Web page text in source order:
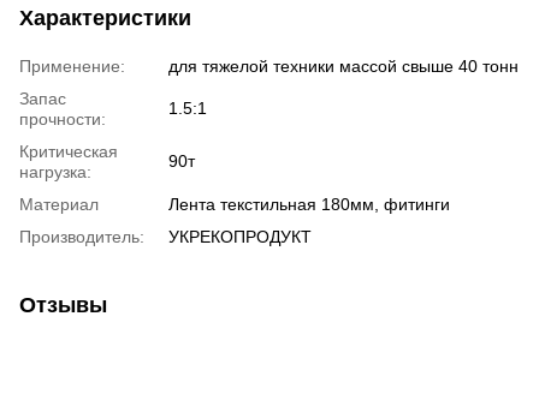
Характеристики
Применение:
для тяжелой техники массой свыше 40 тонн
Запас
прочности:
1.5:1
Критическая
нагрузка:
90т
Материал
Лента текстильная 180мм, фитинги
Производитель:
УКРЕКОПРОДУКТ
Отзывы